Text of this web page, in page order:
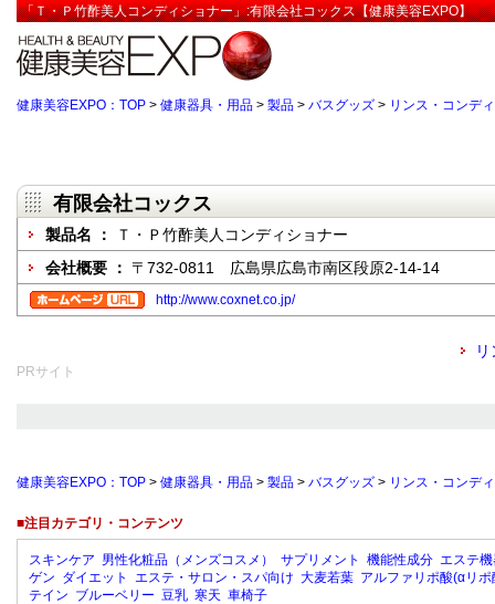
「Ｔ・Ｐ竹酢美人コンディショナー」:有限会社コックス【健康美容EXPO】
健康美容EXPO：TOP > 健康器具・用品 > 製品 > バスグッズ > リンス・コンデ
有限会社コックス
製品名 ：
Ｔ・Ｐ竹酢美人コンディショナー
会社概要 ： 〒732-0811 広島県広島市南区段原2-14-14
http://www.coxnet.co.jp/
PRサイト
健康美容EXPO：TOP > 健康器具・用品 > 製品 > バスグッズ > リンス・コンデ
■注目カテゴリ・コンテンツ
スキンケア 男性化粧品（メンズコスメ） サプリメント 機能性成分 エステ
ゲン ダイエット エステ・サロン・スパ向け 大麦若葉 アルファリポ酸(αリポ
テイン ブルーベリー 豆乳 寒天 車椅子